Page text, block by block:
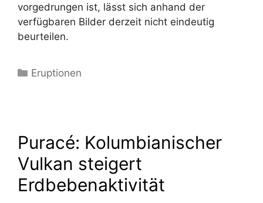
vorgedrungen ist, lässt sich anhand der
verfügbaren Bilder derzeit nicht eindeutig
beurteilen.
Kategorien
Eruptionen
Puracé: Kolumbianischer
Vulkan steigert
Erdbebenaktivität